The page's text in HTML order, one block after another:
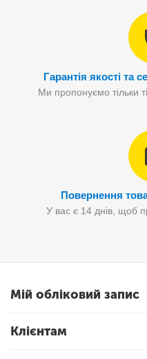
Гарантія якості та
Ми пропонуємо тільки
Повернення
У вас є 14 днів, щоб
Мій обліковий запис
Клієнтам